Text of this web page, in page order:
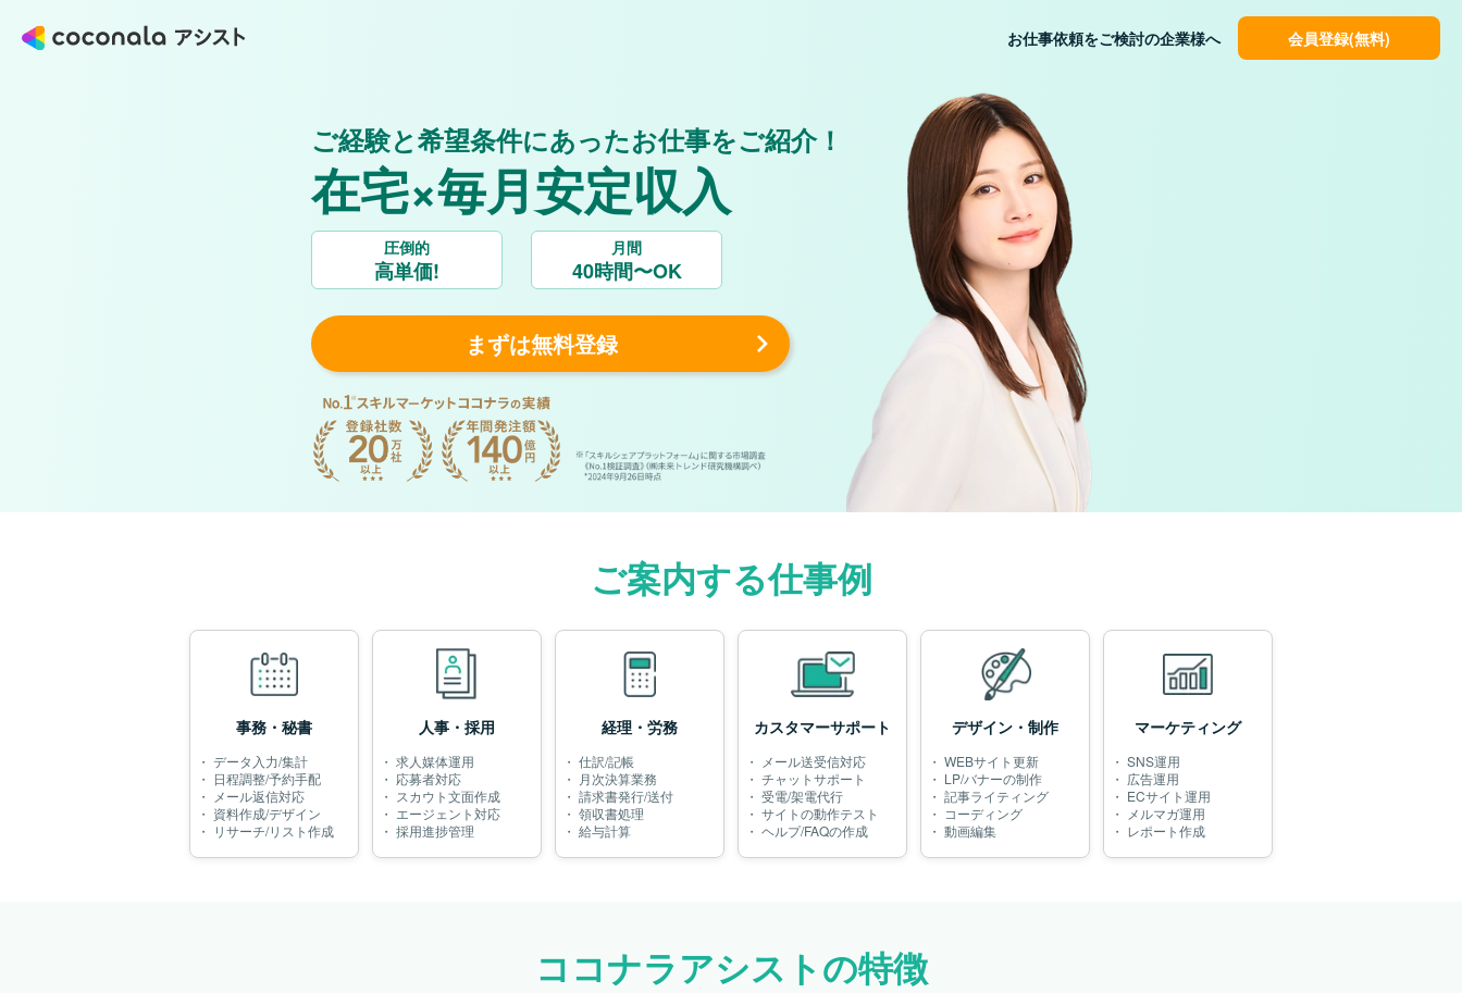
お仕事依頼をご検討の企業様へ 会員登録(無料)
ご経験と希望条件にあったお仕事をご紹介！
在宅×毎月安定収入
圧倒的
高単価!
月間
40時間〜OK
まずは無料登録
ご案内する仕事例
事務・秘書
・ データ入力/集計
・ 日程調整/予約手配
・
メール返信対応
・ 資料作成/デザイン
・
リサーチ/リスト作成
人事・採用
・ 求人媒体運用
・ 応募者対応
・ スカウト文面作成
・ エージェント対応
・ 採用進捗管理
経理・労務
・ 仕訳/記帳
・ 月次決算業務
・ 請求書発行/送付
・ 領収書処理
・ 給与計算
カスタマーサポート
・
メール送受信対応
・ チャットサポート
・ 受電/架電代行
・ サイトの動作テスト
・ ヘルプ/FAQの作成
デザイン・制作
・ WEBサイト更新
・ LP/バナーの制作
・ 記事ライティング
・ コーディング
・ 動画編集
マーケティング
・ SNS運用
・ 広告運用
・ ECサイト運用
・
メルマガ運用
・ レポート作成
ココナラアシストの特徴